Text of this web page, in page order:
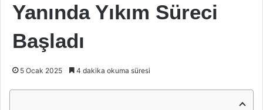
Yanında Yıkım Süreci
Başladı
5 Ocak 2025 4 dakika okuma süresi